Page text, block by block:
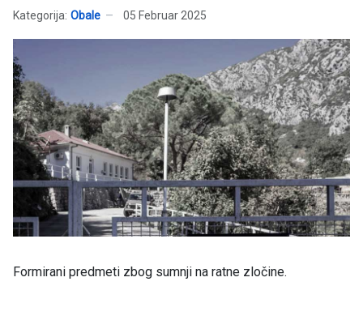
Kategorija: Obale 05 Februar 2025
Formirani predmeti zbog sumnji na ratne zločine.